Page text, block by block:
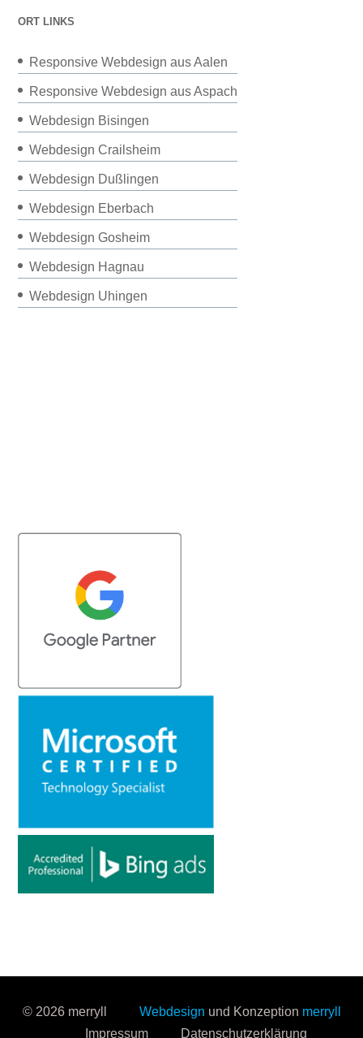
ORT LINKS
Responsive Webdesign aus Aalen
Responsive Webdesign aus Aspach
Webdesign Bisingen
Webdesign Crailsheim
Webdesign Dußlingen
Webdesign Eberbach
Webdesign Gosheim
Webdesign Hagnau
Webdesign Uhingen
© 2026 merryll Webdesign und Konzeption merryll
Impressum
Datenschutzerklärung